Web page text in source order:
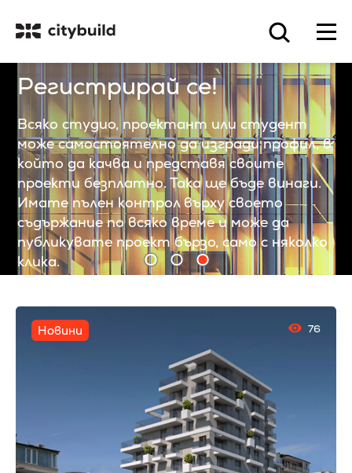
Добре дошли в Citybuild
Платформа за архитектура,
строителство и интериорен дизайн
Новини 76